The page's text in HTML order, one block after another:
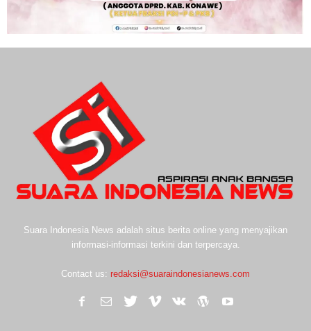
Suara Indonesia News adalah situs berita online yang menyajikan
informasi-informasi terkini dan terpercaya.
Contact us: redaksi@suaraindonesianews.com